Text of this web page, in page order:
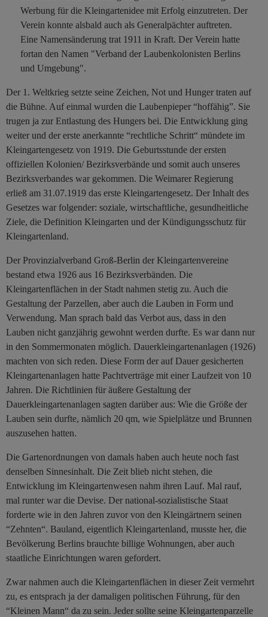
Werbung für die Kleingartenidee mit Erfolg einzutreten. Der
Verein konnte alsbald auch als Generalpächter auftreten.
Eine Namensänderung trat 1911 in Kraft. Der Verein hatte
fortan den Namen "Verband der Laubenkolonisten Berlins
und Umgebung".
Der 1. Weltkrieg setzte seine Zeichen, Not und Hunger traten auf
die Bühne. Auf einmal wurden die Laubenpieper “hoffähig”. Sie
trugen ja zur Entlastung des Hungers bei. Die Entwicklung ging
weiter und der erste anerkannte “rechtliche Schritt“ mündete im
Kleingartengesetz von 1919. Die Geburtsstunde der ersten
offiziellen Kolonien/ Bezirksverbände und somit auch unseres
Bezirksverbandes war gekommen. Die Weimarer Regierung
erließ am 31.07.1919 das erste Kleingartengesetz. Der Inhalt des
Gesetzes war folgender: soziale, wirtschaftliche, gesundheitliche
Ziele, die Definition Kleingarten und der Kündigungsschutz für
Kleingartenland.
Der Provinzialverband Groß-Berlin der Kleingartenvereine
bestand etwa 1926 aus 16 Bezirksverbänden. Die
Kleingartenflächen in der Stadt nahmen stetig zu. Auch die
Gestaltung der Parzellen, aber auch die Lauben in Form und
Verwendung. Man sprach bald das Verbot aus, dass in den
Lauben nicht ganzjährig gewohnt werden durfte. Es war dann nur
in den Sommermonaten möglich. Dauerkleingartenanlagen (1926)
machten von sich reden. Diese Form der auf Dauer gesicherten
Kleingartenanlagen hatte Pachtverträge mit einer Laufzeit von 10
Jahren. Die Richtlinien für äußere Gestaltung der
Dauerkleingartenanlagen sagten darüber aus: Wie die Größe der
Lauben sein durfte, nämlich 20 qm, wie Spielplätze und Brunnen
auszusehen hatten.
Die Gartenordnungen von damals haben auch heute noch fast
denselben Sinnesinhalt. Die Zeit blieb nicht stehen, die
Entwicklung im Kleingartenwesen nahm ihren Lauf. Mal rauf,
mal runter war die Devise. Der national-sozialistische Staat
forderte wie in den Jahren zuvor von den Kleingärtnern seinen
“Zehnten“. Bauland, eigentlich Kleingartenland, musste her, die
Bevölkerung Berlins brauchte billige Wohnungen, aber auch
staatliche Einrichtungen waren gefordert.
Zwar nahmen auch die Kleingartenflächen in dieser Zeit vermehrt
zu, es entsprach ja der damaligen politischen Führung, für den
“Kleinen Mann“ da zu sein. Jeder sollte seine Kleingartenparzelle